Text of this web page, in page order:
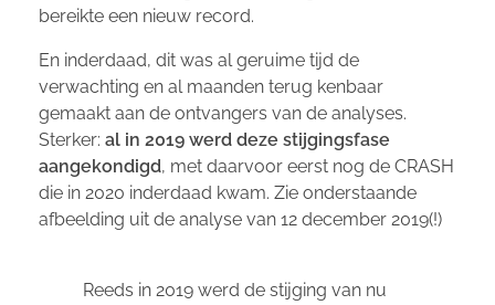
bereikte een nieuw record.
En inderdaad, dit was al geruime tijd de
verwachting en al maanden terug kenbaar
gemaakt aan de ontvangers van de analyses.
Sterker: al in 2019 werd deze stijgingsfase
aangekondigd, met daarvoor eerst nog de CRASH
die in 2020 inderdaad kwam. Zie onderstaande
afbeelding uit de analyse van 12 december 2019(!)
Reeds in 2019 werd de stijging van nu